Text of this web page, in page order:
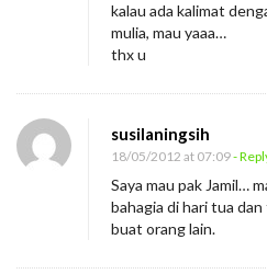
kalau ada kalimat
mulia, mau yaaa…
thx u
susilaningsih
18/05/2012 at 07:09-
Saya mau pak Jamil…
bahagia di hari tua
buat orang lain.